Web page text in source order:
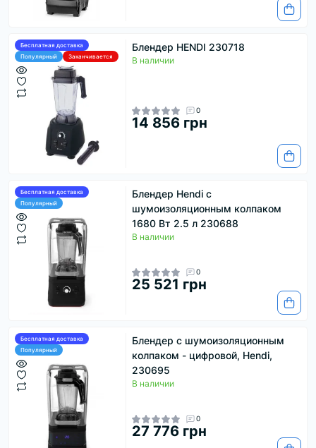
Бесплатная доставка
Популярный
Заканчивается
Блендер HENDI 230718
В наличии
0
14 856 грн
Бесплатная доставка
Популярный
Блендер Hendi с
шумоизоляционным колпаком
1680 Вт 2.5 л 230688
В наличии
0
25 521 грн
Бесплатная доставка
Популярный
Блендер с шумоизоляционным
колпаком - цифровой, Hendi,
230695
В наличии
0
27 776 грн